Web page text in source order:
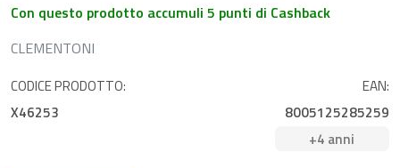
Con questo prodotto accumuli 5 punti di Cashback
CLEMENTONI
CODICE PRODOTTO:
X46253
EAN:
8005125285259
+4 anni